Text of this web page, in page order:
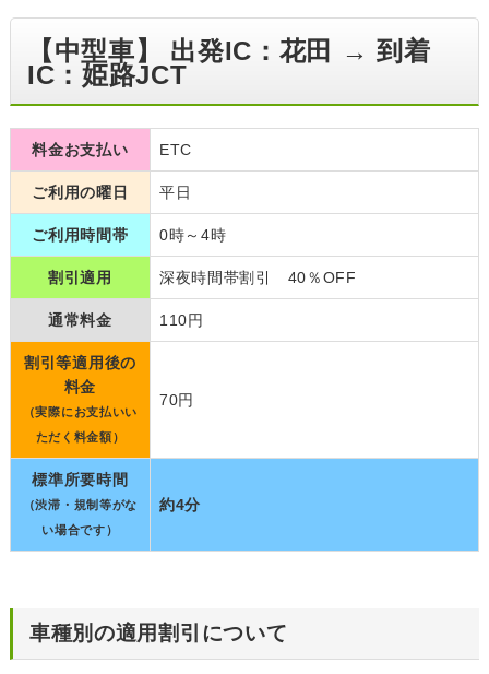
【中型車】 出発IC：花田 → 到着
IC：姫路JCT
料金お支払い ETC
ご利用の曜日 平日
ご利用時間帯 0時～4時
割引適用 深夜時間帯割引 40％OFF
通常料金 110円
割引等適用後の
料金
（実際にお支払いい
ただく料金額）
70円
標準所要時間
（渋滞・規制等がな
い場合です）
約4分
車種別の適用割引について